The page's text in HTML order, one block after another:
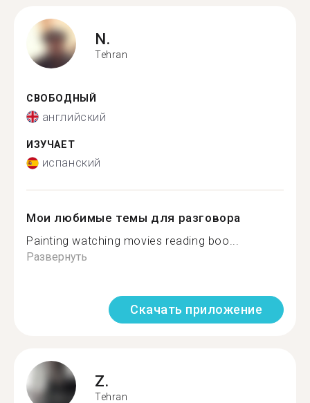
N.
Tehran
СВОБОДНЫЙ
английский
ИЗУЧАЕТ
испанский
Мои любимые темы для разговора
Painting watching movies reading boo...
Развернуть
Скачать приложение
Z.
Tehran